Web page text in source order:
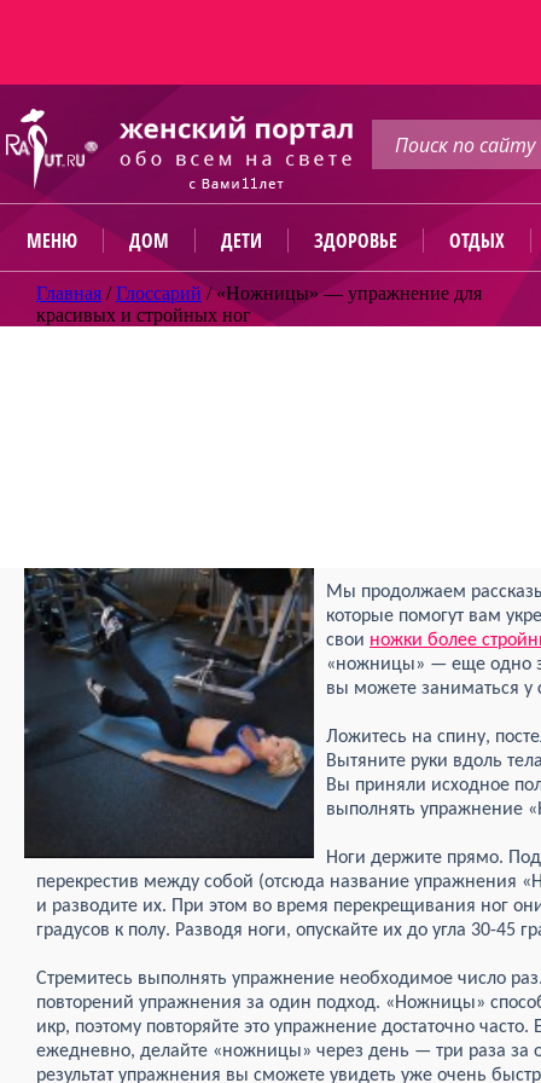
МЕНЮ ДОМ ДЕТИ ЗДОРОВЬЕ ОТДЫХ
Главная /Глоссарий /«Ножницы» — упражнение для
красивых и стройных ног
Мы продолжаем
которые помогут вам
свои ножки более
«ножницы» — еще одно
вы можете заниматься у
Ложитесь на спину,
Вытяните руки вдоль
Вы приняли исходное
выполнять упражнение
Ноги держите прямо.
перекрестив между собой (отсюда название упражнения
и разводите их. При этом во время перекрещивания ног
градусов к полу. Разводя ноги, опускайте их до угла 30-45
Стремитесь выполнять упражнение необходимое число
повторений упражнения за один подход. «Ножницы»
икр, поэтому повторяйте это упражнение достаточно
ежедневно, делайте «ножницы» через день — три раза
результат упражнения вы сможете увидеть уже очень